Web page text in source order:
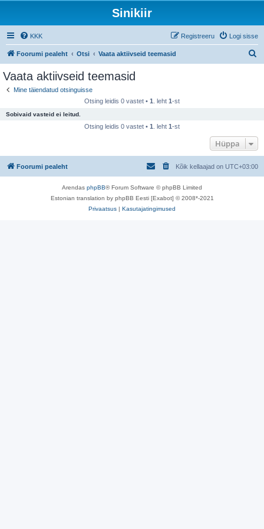
Sinikiir
KKK Logi sisse
Registreeru
Foorumi pealeht Otsi Vaata aktiivseid teemasid
Vaata aktiivseid teemasid
Mine täiendatud otsinguisse
Otsing leidis 0 vastet • 1 . leht 1-st
Sobivaid vasteid ei leitud.
Otsing leidis 0 vastet • 1 . leht 1-st
Hüppa
Foorumi pealeht Kõik kellaajad on UTC+03:00
Arendas phpBB® Forum Software © phpBB Limited
Estonian translation by phpBB Eesti [Exabot] © 2008*-2021
Privaatsus | Kasutajatingimused